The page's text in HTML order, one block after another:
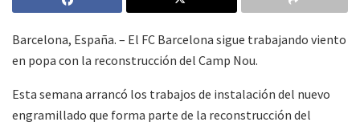
Barcelona, España. – El FC Barcelona sigue trabajando viento
en popa con la reconstrucción del Camp Nou.
Esta semana arrancó los trabajos de instalación del nuevo
engramillado que forma parte de la reconstrucción del